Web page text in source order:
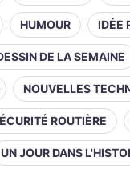
HUMOUR IDÉE
DE LA SEMAINE
NOUVELLES
ROUTIÈRE
UN JOUR DANS